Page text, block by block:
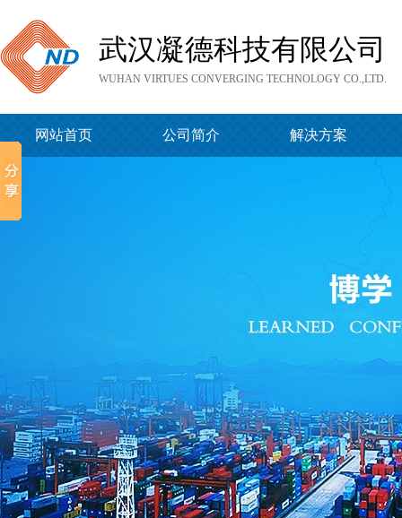
武汉凝德科技有限公司
WUHAN VIRTUES CONVERGING TECHNOLOGY CO.,LTD.
网站首页 公司简介 解决方案